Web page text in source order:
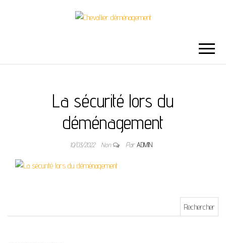
DÉMÉNAGEMENT
La sécurité lors du
déménagement
10/03/2022 Non ParADMIN